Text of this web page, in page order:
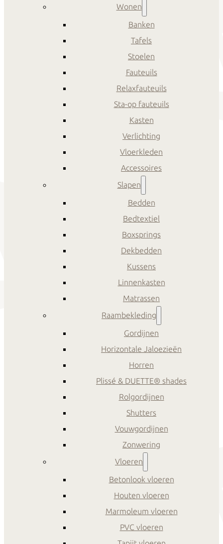
Wonen
Banken
Tafels
Stoelen
Fauteuils
Relaxfauteuils
Sta-op fauteuils
Kasten
Verlichting
Vloerkleden
Accessoires
Slapen
Bedden
Bedtextiel
Boxsprings
Dekbedden
Kussens
Linnenkasten
Matrassen
Raambekleding
Gordijnen
Horizontale Jaloezieën
Horren
Plissé & DUETTE® shades
Rolgordijnen
Shutters
Vouwgordijnen
Zonwering
Vloeren
Betonlook vloeren
Houten vloeren
Marmoleum vloeren
PVC vloeren